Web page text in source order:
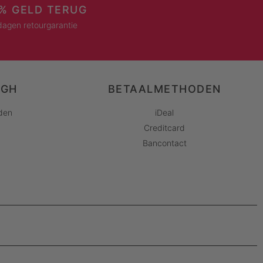
GELD TERUG
retourgarantie
BETAALMETHODEN
iDeal
Creditcard
Bancontact